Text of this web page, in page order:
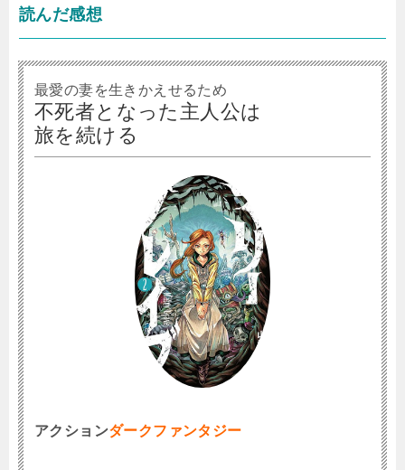
読んだ感想
最愛の妻を生きかえせるため
不死者となった主人公は
旅を続ける
アクションダークファンタジー